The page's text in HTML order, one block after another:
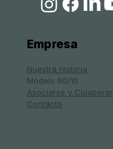
Empresa
Nuestra historia
Modelo 90/10
Asociarse y Colaborar
Contacto